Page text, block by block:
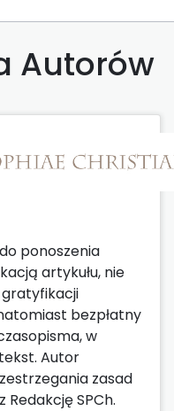
Autorów
ponoszenia
artykułu, nie
gratyfikacji
bezpłatny
w
Autor
zasad
SPCh.